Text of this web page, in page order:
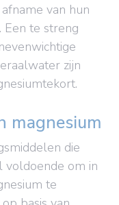
van hun
Een te streng
zijn
magnesium
die
voldoende om in
te